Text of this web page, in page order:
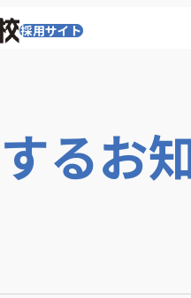
採用サイト
るお